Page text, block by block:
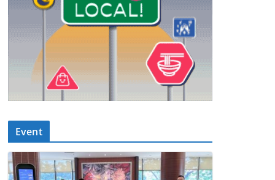
Event